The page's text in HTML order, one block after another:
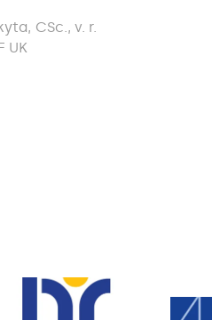
CSc., v. r.
UK